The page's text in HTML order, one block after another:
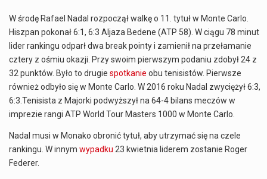
W środę Rafael Nadal rozpoczął walkę o 11. tytuł w Monte Carlo.
Hiszpan pokonał 6:1, 6:3 Aljaza Bedene (ATP 58). W ciągu 78 minut
lider rankingu odparł dwa break pointy i zamienił na przełamanie
cztery z ośmiu okazji. Przy swoim pierwszym podaniu zdobył 24 z
32 punktów. Było to drugie spotkanie obu tenisistów. Pierwsze
również odbyło się w Monte Carlo. W 2016 roku Nadal zwyciężył 6:3,
6:3.Tenisista z Majorki podwyższył na 64-4 bilans meczów w
imprezie rangi ATP World Tour Masters 1000 w Monte Carlo.
Nadal musi w Monako obronić tytuł, aby utrzymać się na czele
rankingu. W innym wypadku 23 kwietnia liderem zostanie Roger
Federer.